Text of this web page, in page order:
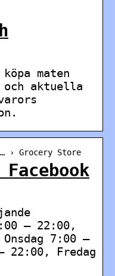
maten
aktuella
› Grocery Store
– 22:00,
7:00 –
22:00, Fredag